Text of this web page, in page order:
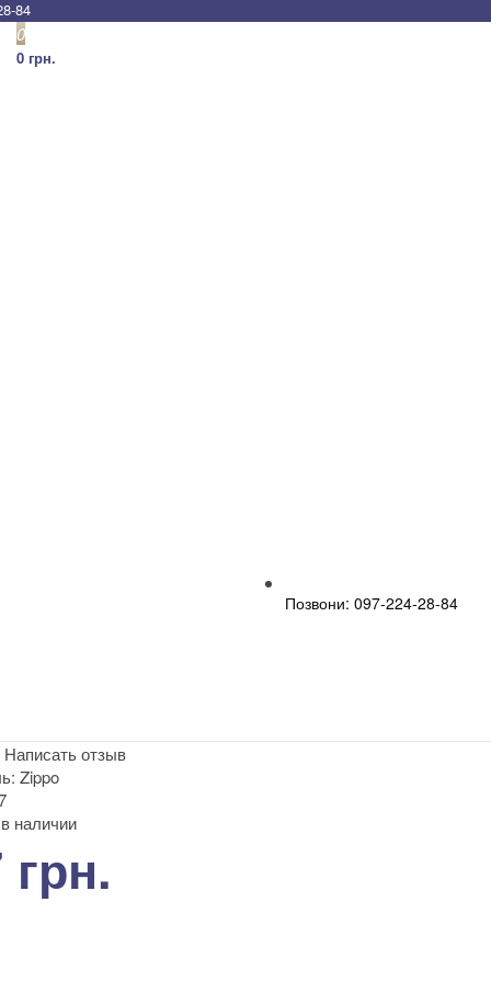
84
0
0 грн.
Позвони: 097-224-28-84
Написать отзыв
Zippo
наличии
грн.